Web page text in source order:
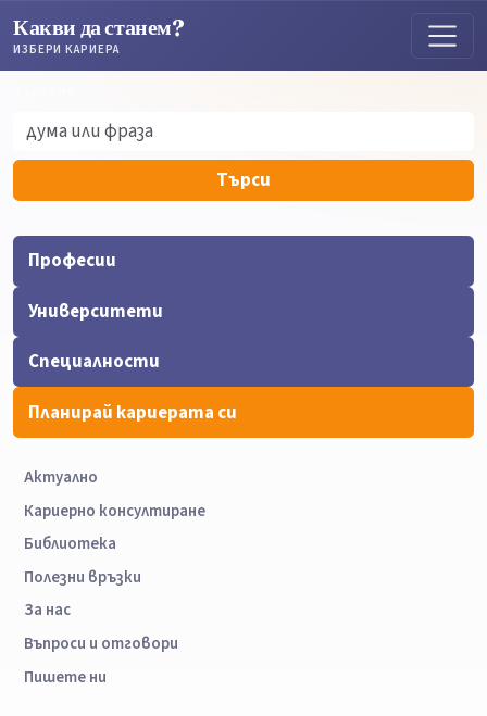
Какви да станем?
ИЗБЕРИ КАРИЕРА
Търси
Професии
Университети
Специалности
Планирай кариерата си
Актуално
Кариерно консултиране
Библиотека
Полезни връзки
За нас
Въпроси и отговори
Пишете ни